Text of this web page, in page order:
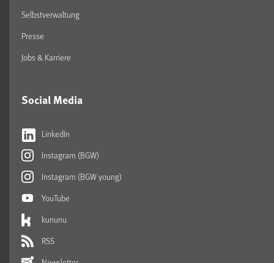
Selbstverwaltung
Presse
Jobs & Karriere
Social Media
LinkedIn
Instagram (BGW)
Instagram (BGW young)
YouTube
kununu
RSS